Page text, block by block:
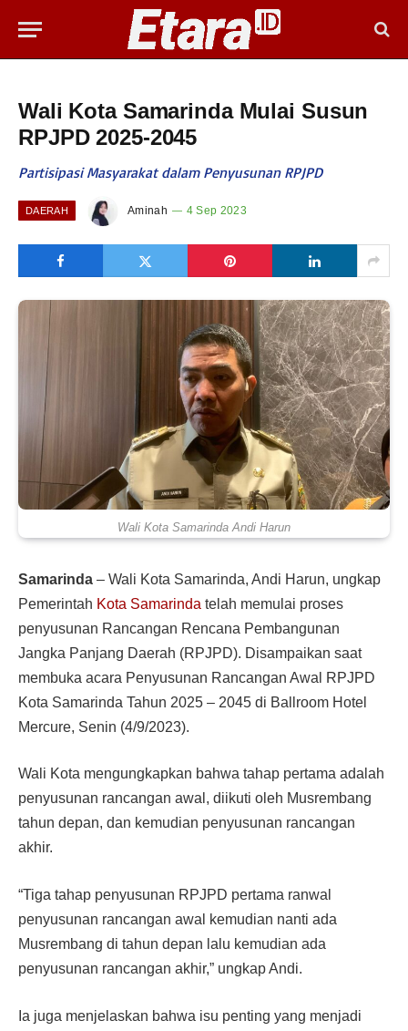
Wali Kota Samarinda Mulai Susun
RPJPD 2025-2045
Partisipasi Masyarakat dalam Penyusunan RPJPD
DAERAH Aminah 4 Sep 2023
Wali Kota Samarinda Andi Harun
Samarinda – Wali Kota Samarinda, Andi Harun, ungkap
Pemerintah Kota Samarinda telah memulai proses
penyusunan Rancangan Rencana Pembangunan
Jangka Panjang Daerah (RPJPD). Disampaikan saat
membuka acara Penyusunan Rancangan Awal RPJPD
Kota Samarinda Tahun 2025 – 2045 di Ballroom Hotel
Mercure, Senin (4/9/2023).
Wali Kota mengungkapkan bahwa tahap pertama adalah
penyusunan rancangan awal, diikuti oleh Musrembang
tahun depan, dan kemudian penyusunan rancangan
akhir.
“Tiga tahap penyusunan RPJPD pertama ranwal
penyusunan rancangan awal kemudian nanti ada
Musrembang di tahun depan lalu kemudian ada
penyusunan rancangan akhir,” ungkap Andi.
Ia juga menjelaskan bahwa isu penting yang menjadi